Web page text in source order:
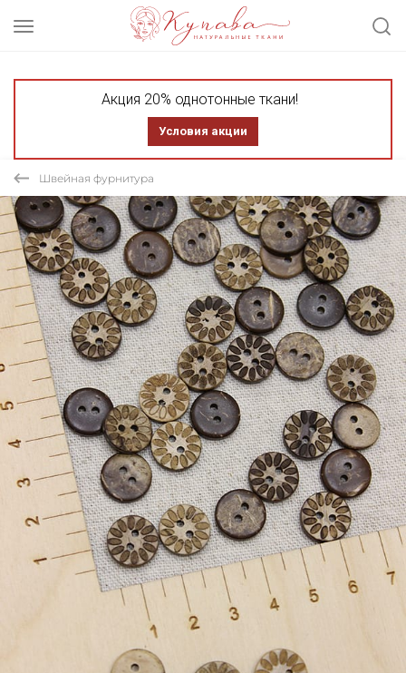
Акция 20% однотонные ткани!
Условия акции
Швейная фурнитура